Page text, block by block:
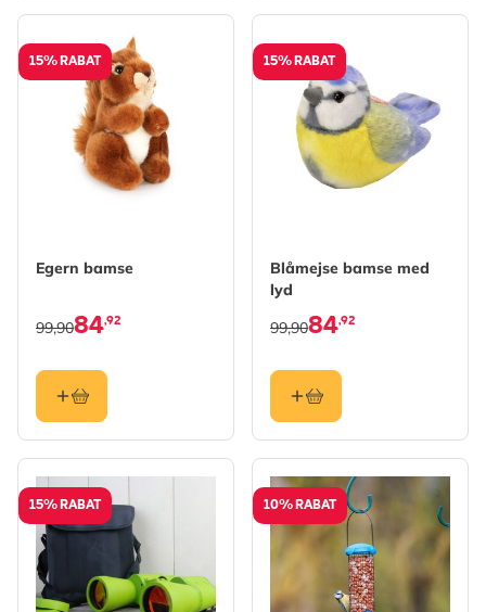
15% RABAT
Egern bamse
84,92
99,90
15% RABAT
Blåmejse bamse med
lyd
84,92
99,90
15% RABAT 10% RABAT